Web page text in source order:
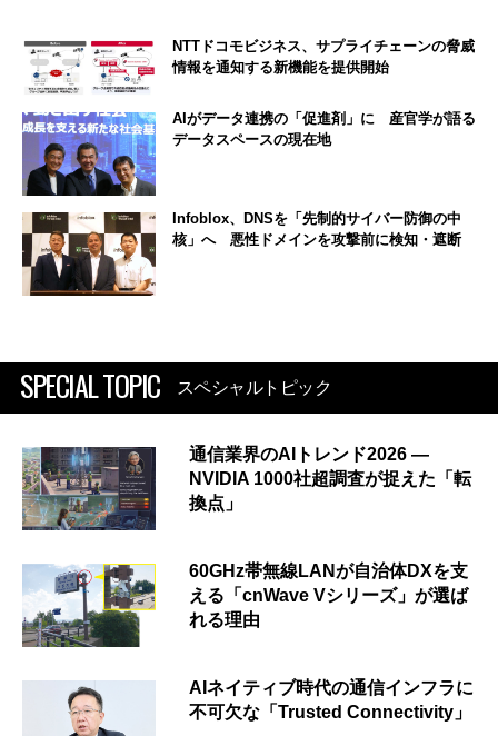
NTTドコモビジネス、サプライチェーンの脅威
情報を通知する新機能を提供開始
AIがデータ連携の「促進剤」に 産官学が語る
データスペースの現在地
Infoblox、DNSを「先制的サイバー防御の中
核」へ 悪性ドメインを攻撃前に検知・遮断
SPECIAL TOPIC スペシャルトピック
通信業界のAIトレンド2026 ―
NVIDIA 1000社超調査が捉えた「転
換点」
60GHz帯無線LANが自治体DXを支
える「cnWave Vシリーズ」が選ば
れる理由
AIネイティブ時代の通信インフラに
不可欠な「Trusted Connectivity」